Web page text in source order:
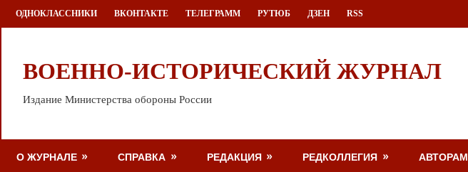
Перейти
к
ОДНОКЛАССНИКИ ВКОНТАКТЕ ТЕЛЕГРАММ РУТЮБ ДЗЕН RSS
ВОЕННО-ИСТОРИЧЕСКИЙ ЖУРНАЛ
Издание Министерства обороны России
О ЖУРНАЛЕ СПРАВКА РЕДАКЦИЯ РЕДКОЛЛЕГИЯ АВТОРАМ